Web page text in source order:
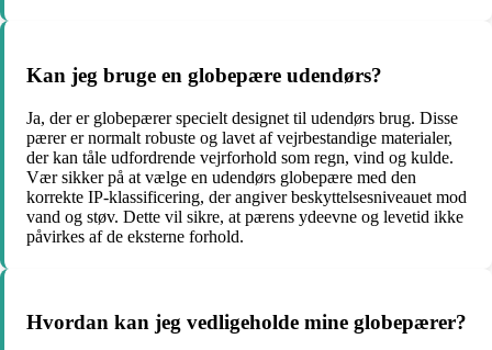
Kan jeg bruge en globepære udendørs?
Ja, der er globepærer specielt designet til udendørs brug. Disse
pærer er normalt robuste og lavet af vejrbestandige materialer,
der kan tåle udfordrende vejrforhold som regn, vind og kulde.
Vær sikker på at vælge en udendørs globepære med den
korrekte IP-klassificering, der angiver beskyttelsesniveauet mod
vand og støv. Dette vil sikre, at pærens ydeevne og levetid ikke
påvirkes af de eksterne forhold.
Hvordan kan jeg vedligeholde mine globepærer?